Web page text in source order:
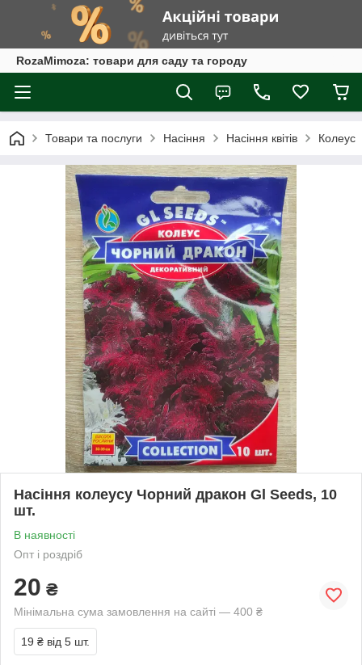
RozaMimoza: товари для саду та городу
Товари та послуги Насіння Насіння квітів Колеус
Насіння колеусу Чорний дракон Gl Seeds, 10
шт.
В наявності
Опт і роздріб
20 ₴
Мінімальна сума замовлення на сайті — 400 ₴
19 ₴ від 5 шт.